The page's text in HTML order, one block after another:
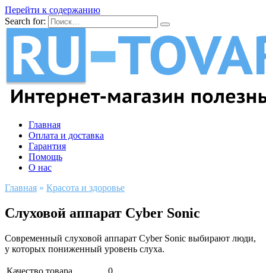
Перейти к содержанию
Search for:
Главная
Оплата и доставка
Гарантия
Помощь
О нас
Главная » Красота и здоровье
Слуховой аппарат Cyber Sonic
Современный слуховой аппарат Cyber Sonic выбирают люди,
у которых пониженный уровень слуха.
Качество товара
0